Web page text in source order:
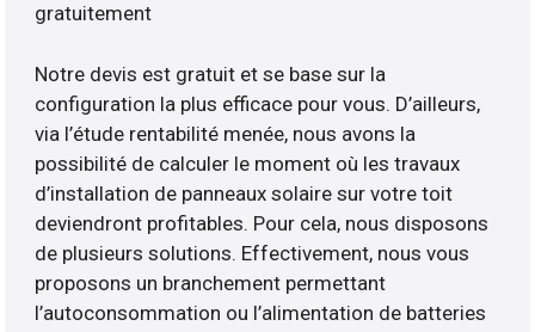
gratuitement
Notre devis est gratuit et se base sur la
configuration la plus efficace pour vous. D’ailleurs,
via l’étude rentabilité menée, nous avons la
possibilité de calculer le moment où les travaux
d’installation de panneaux solaire sur votre toit
deviendront profitables. Pour cela, nous disposons
de plusieurs solutions. Effectivement, nous vous
proposons un branchement permettant
l’autoconsommation ou l’alimentation de batteries